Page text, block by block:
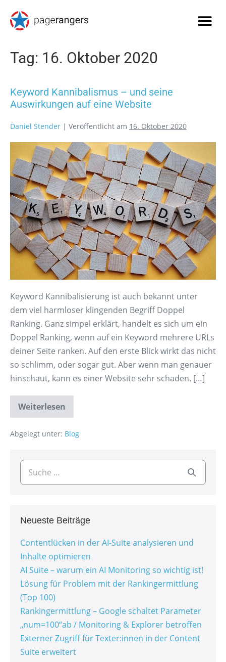
Tag: 16. Oktober 2020
Keyword Kannibalismus – und seine
Auswirkungen auf eine Website
Daniel Stender | Veröffentlicht am 16. Oktober 2020
Keyword Kannibalisierung ist auch bekannt unter
dem viel harmloser klingenden Begriff Doppel
Ranking. Ganz simpel erklärt, handelt es sich um ein
Doppel Ranking, wenn auf ein Keyword mehrere URLs
deiner Seite ranken. Auf den erste Blick wirkt das nicht
so schlimm, oder sogar gut. Aber wenn man genauer
hinschaut, kann es einer Website sehr schaden. […]
Weiterlesen
Abgelegt unter: Blog
Neueste Beiträge
Contentlücken in der AI-Suite analysieren und
Inhalte optimieren
AI Suite – warum ein AI Monitoring so wichtig ist!
Lösung für Problem mit der Rankingermittlung
(Top 100)
Rankingermittlung – Google schaltet Parameter
„num=100“ab / Monitoring & Explorer betroffen
Externer Zugriff für Texter:innen in der Content
Suite erweitert